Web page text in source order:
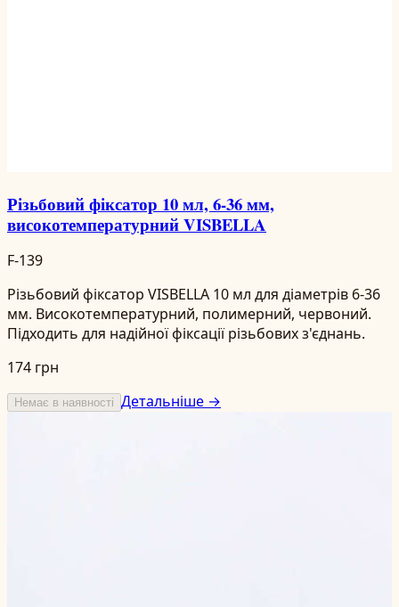
Різьбовий фіксатор 10 мл, 6-36 мм,
високотемпературний VISBELLA
F-139
Різьбовий фіксатор VISBELLA 10 мл для діаметрів 6-36
мм. Високотемпературний, полимерний, червоний.
Підходить для надійної фіксації різьбових з'єднань.
174 грн
Немає в наявності Детальніше →